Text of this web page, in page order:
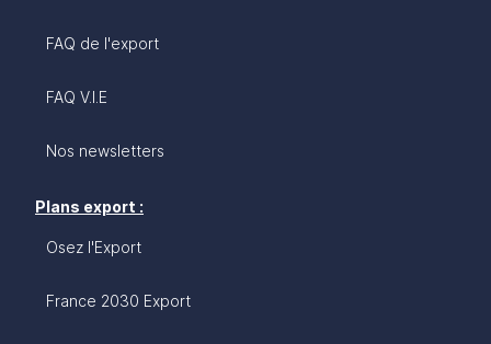
FAQ de l'export
FAQ V.I.E
Nos newsletters
Plans export :
Osez l'Export
France 2030 Export